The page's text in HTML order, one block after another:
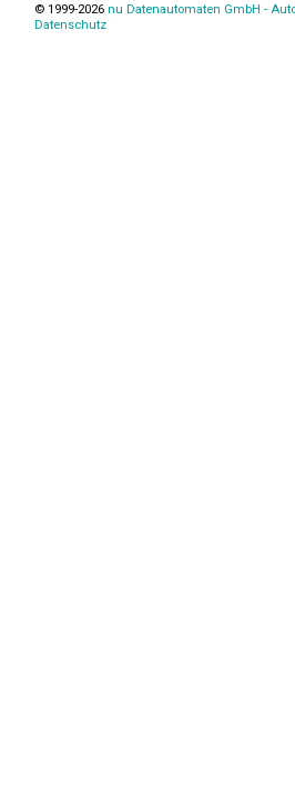
© 1999-2026 nu Datenautomaten GmbH -
Datenschutz